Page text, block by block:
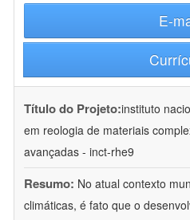
E-
Título do Projeto:instituto
em reologia de materiais
avançadas - inct-rhe9
Resumo: No atual contexto
climáticas, é fato que o